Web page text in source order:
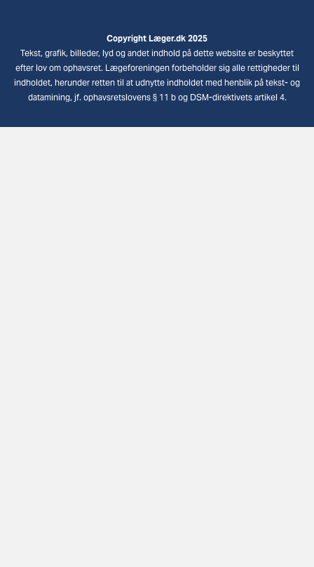
Copyright Læger.dk 2025
Tekst, grafik, billeder, lyd og andet indhold på dette website er beskyttet
efter lov om ophavsret. Lægeforeningen forbeholder sig alle rettigheder til
indholdet, herunder retten til at udnytte indholdet med henblik på tekst- og
datamining, jf. ophavsretslovens § 11 b og DSM-direktivets artikel 4.